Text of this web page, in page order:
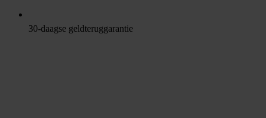
30-daagse geldteruggarantie